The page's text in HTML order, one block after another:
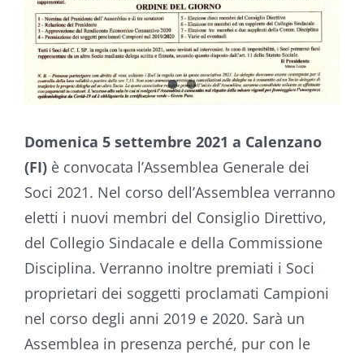
Domenica 5 settembre 2021 a Calenzano
(FI) è convocata l’Assemblea Generale dei
Soci 2021. Nel corso dell’Assemblea verranno
eletti i nuovi membri del Consiglio Direttivo,
del Collegio Sindacale e della Commissione
Disciplina. Verranno inoltre premiati i Soci
proprietari dei soggetti proclamati Campioni
nel corso degli anni 2019 e 2020. Sarà un
Assemblea in presenza perché, pur con le